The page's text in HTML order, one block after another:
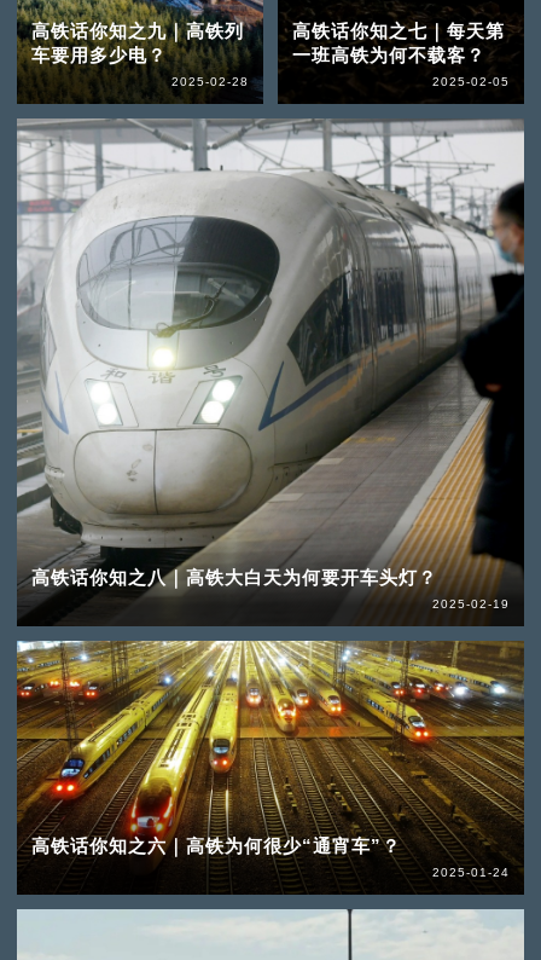
高铁话你知之九｜高铁列
车要用多少电？
2025-02-28
高铁话你知之八｜高铁大白天为何要开车头灯？
2025-02-19
高铁话你知之七｜每天第
一班高铁为何不载客？
2025-02-05
高铁话你知之六｜高铁为何很少“通宵车”？
2025-01-24